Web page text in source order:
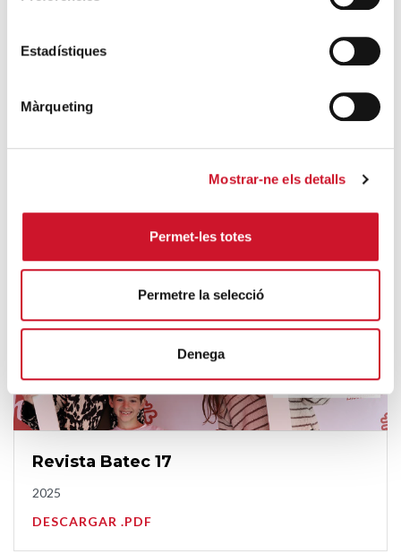
Estadístiques
Màrqueting
Mostrar-ne els detalls
Permet-les totes
Permetre la selecció
Denega
Es la revista periódica de Cáritas Diocesana de
Barcelona. El Latido de Cáritas recoge buena parte de las
actividades de nuestra institución y expone de manera
personas más desfavorecidas de nuestra sociedad.
Revista Batec 17
2025
DESCARGAR .PDF